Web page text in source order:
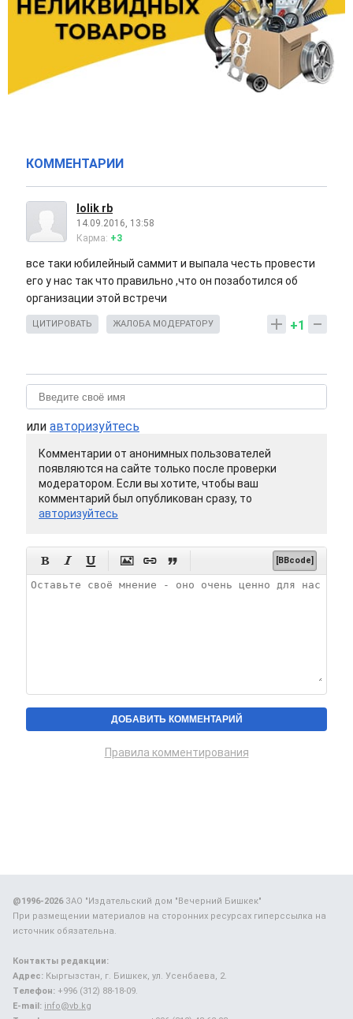
КОММЕНТАРИИ
lolik rb
14.09.2016, 13:58
Карма: +3
все таки юбилейный саммит и выпала честь провести
его у нас так что правильно ,что он позаботился об
организации этой встречи
+1
ЦИТИРОВАТЬ ЖАЛОБА МОДЕРАТОРУ
или авторизуйтесь
Комментарии от анонимных пользователей
появляются на сайте только после проверки
модератором. Если вы хотите, чтобы ваш
комментарий был опубликован сразу, то
авторизуйтесь
      [BBcode]
Правила комментирования
@1996-2026ЗАО "Издательский дом "Вечерний Бишкек"
При размещении материалов на сторонних ресурсах гиперссылка на
источник обязательна.
Контакты редакции:
Адрес: Кыргызстан, г. Бишкек, ул. Усенбаева, 2.
Телефон: +996 (312) 88-18-09.
E-mail: info@vb.kg